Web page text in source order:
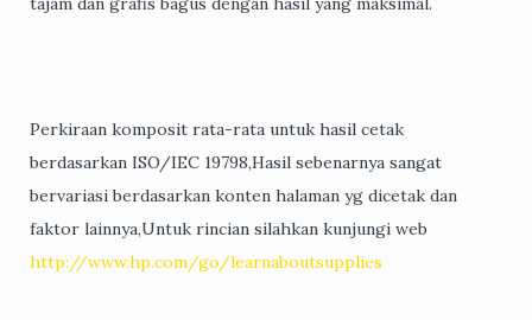
Perkiraan komposit rata-rata untuk hasil cetak
berdasarkan ISO/IEC 19798,Hasil sebenarnya sangat
bervariasi berdasarkan konten halaman yg dicetak dan
faktor lainnya,Untuk rincian silahkan kunjungi web
http://www.hp.com/go/learnaboutsupplies